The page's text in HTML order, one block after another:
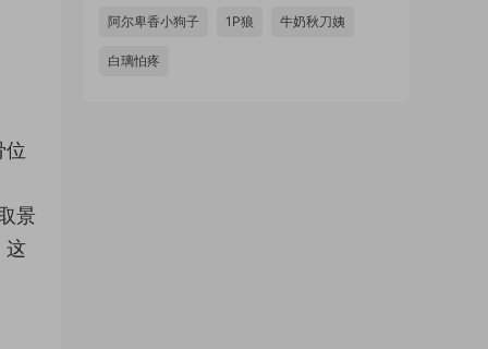
位
景
这
阿尔卑香小狗子 1P狼 牛奶秋刀姨
白璃怕疼